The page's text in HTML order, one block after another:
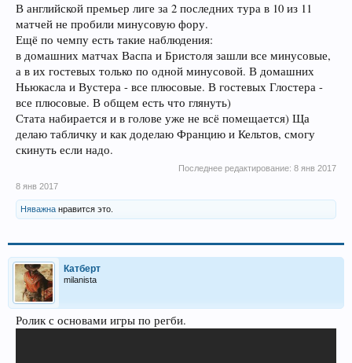
В английской премьер лиге за 2 последних тура в 10 из 11
матчей не пробили минусовую фору.
Ещё по чемпу есть такие наблюдения:
в домашних матчах Васпа и Бристоля зашли все минусовые,
а в их гостевых только по одной минусовой. В домашних
Ньюкасла и Вустера - все плюсовые. В гостевых Глостера -
все плюсовые. В общем есть что глянуть)
Стата набирается и в голове уже не всё помещается) Ща
делаю табличку и как доделаю Францию и Кельтов, смогу
скинуть если надо.
Последнее редактирование: 8 янв 2017
8 янв 2017
Няважна нравится это.
Катберт
milanista
Ролик с основами игры по регби.